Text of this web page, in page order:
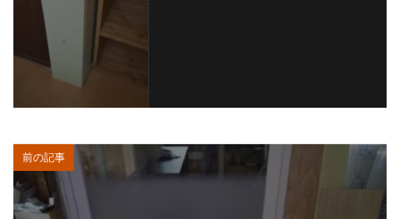
前の記事